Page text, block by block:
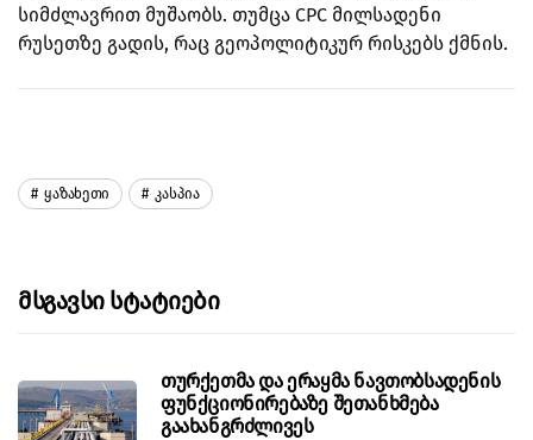
სიმძლავრით მუშაობს. თუმცა CPC მილსადენი
რუსეთზე გადის, რაც გეოპოლიტიკურ რისკებს ქმნის.
Ყაზახეთი Კასპია
Მსგავსი Სტატიები
თურქეთმა და ერაყმა ნავთობსადენის
ფუნქციონირებაზე შეთანხმება
გაახანგრძლივეს